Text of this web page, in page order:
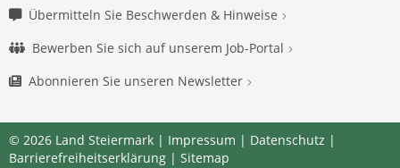
Übermitteln Sie Beschwerden & Hinweise
Bewerben Sie sich auf unserem Job-Portal
Abonnieren Sie unseren Newsletter
© 2026 Land Steiermark | Impressum | Datenschutz |
Barrierefreiheitserklärung | Sitemap